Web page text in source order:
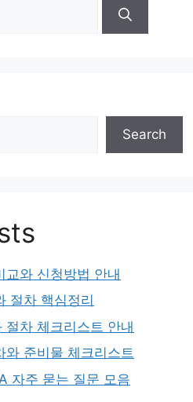
Search
교와 신청방법 안내
절차 핵심정리
절차 체크리스트 안내
와 준비물 체크리스트
자주 묻는 질문 모음